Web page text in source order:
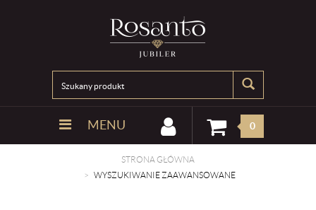
MENU 0
STRONA GŁÓWNA
WYSZUKIWANIE ZAAWANSOWANE